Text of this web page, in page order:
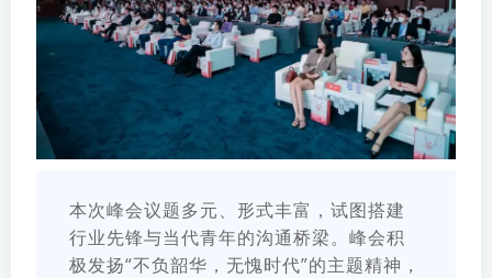
本次峰会议题多元、形式丰富，试图搭建
行业先锋与当代青年的沟通桥梁。峰会积
极发扬“不负韶华，无愧时代”的主题精神，